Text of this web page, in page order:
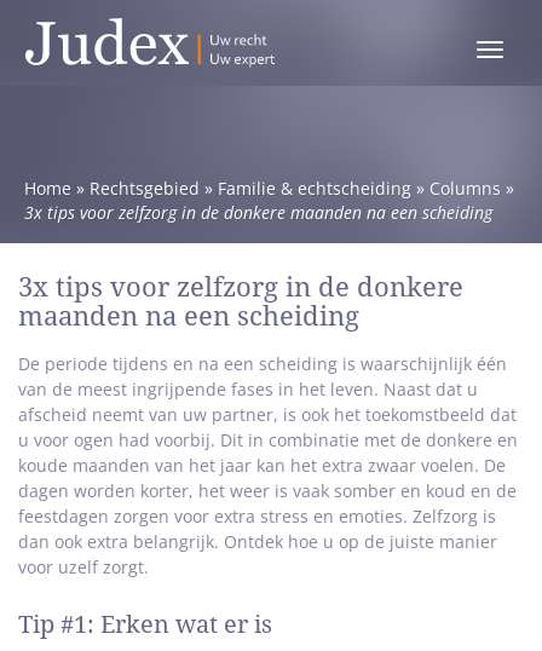
Toggle
Home » Rechtsgebied » Familie & echtscheiding » Columns »
3x tips voor zelfzorg in de donkere maanden na een scheiding
3x tips voor zelfzorg in de donkere
maanden na een scheiding
De periode tijdens en na een scheiding is waarschijnlijk één
van de meest ingrijpende fases in het leven. Naast dat u
afscheid neemt van uw partner, is ook het toekomstbeeld dat
u voor ogen had voorbij. Dit in combinatie met de donkere en
koude maanden van het jaar kan het extra zwaar voelen. De
dagen worden korter, het weer is vaak somber en koud en de
feestdagen zorgen voor extra stress en emoties. Zelfzorg is
dan ook extra belangrijk. Ontdek hoe u op de juiste manier
voor uzelf zorgt.
Tip #1: Erken wat er is